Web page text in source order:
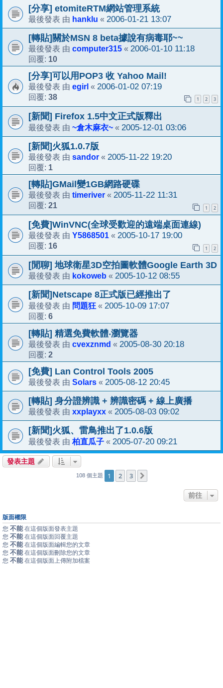
[分享] etomiteRTM網站管理系統
最後發表 由 hanklu « 2006-01-21 13:07
[轉貼]關於MSN 8 beta據說有病毒耶~~
最後發表 由 computer315 « 2006-01-10 11:18
回覆: 10
[分享]可以用POP3 收 Yahoo Mail!
最後發表 由 egirl « 2006-01-02 07:19
回覆: 38 1 2 3
[新聞] Firefox 1.5中文正式版釋出
最後發表 由 ~倉木麻衣~ « 2005-12-01 03:06
[新聞]火狐1.0.7版
最後發表 由 sandor « 2005-11-22 19:20
回覆: 1
[轉貼]GMail變1GB網路硬碟
最後發表 由 timeriver « 2005-11-22 11:31
回覆: 21 1 2
[免費]WinVNC(全球受歡迎的遠端桌面連線)
最後發表 由 Y5868501 « 2005-10-17 19:00
回覆: 16 1 2
[閒聊] 地球衛星3D空拍圖軟體Google Earth 3D
最後發表 由 kokoweb « 2005-10-12 08:55
[新聞]Netscape 8正式版已經推出了
最後發表 由 問題狂 « 2005-10-09 17:07
回覆: 6
[轉貼] 精選免費軟體‧瀏覽器
最後發表 由 cvexznmd « 2005-08-30 20:18
回覆: 2
[免費] Lan Control Tools 2005
最後發表 由 Solars « 2005-08-12 20:45
[轉貼] 身分證辨識 + 辨識密碼 + 線上廣播
最後發表 由 xxplayxx « 2005-08-03 09:02
[新聞]火狐、雷鳥推出了1.0.6版
最後發表 由柏直瓜子 « 2005-07-20 09:21
發表主題
108 個主題 1 2 3
前往
版面權限
您 不能 在這個版面發表主題
您 不能 在這個版面回覆主題
您 不能 在這個版面編輯您的文章
您 不能 在這個版面刪除您的文章
您 不能 在這個版面上傳附加檔案